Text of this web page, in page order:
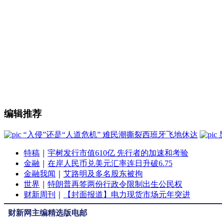
编辑推荐
“入侵”还是“人道危机” 难民潮撕裂西班牙飞地休达
特稿
宇树发行市值610亿 先行者的加速和考验
金融
在岸人民币兑美元汇率连日升破6.75
金融我闻
艾路明及多名股东被拘
世界
特朗普再签两份行政令限制出生公民权
财新周刊
【封面报道】电力现货市场元年突进
财新网主编精选版电邮